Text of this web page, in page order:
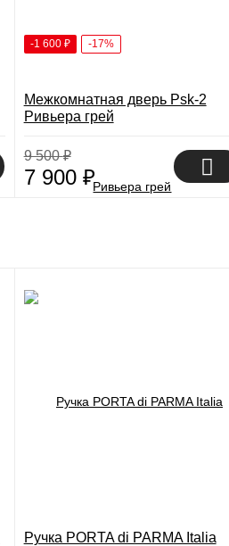
-1 600 ₽ -17%
Межкомнатная дверь Psk-2
Ривьера грей
9 500₽
7 900 ₽
Ручка PORTA di PARMA Italia